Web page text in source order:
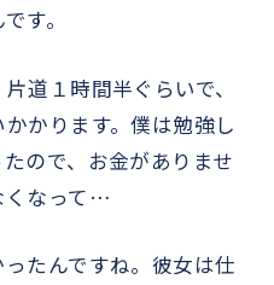
す。
道１時間半ぐらいで、
かります。僕は勉強し
ので、お金がありませ
くなって…
たんですね。彼女は仕